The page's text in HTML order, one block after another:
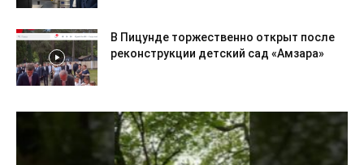
В Пицунде торжественно открыт после
реконструкции детский сад «Амзара»